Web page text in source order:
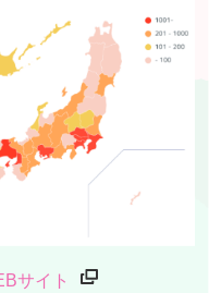
サイト